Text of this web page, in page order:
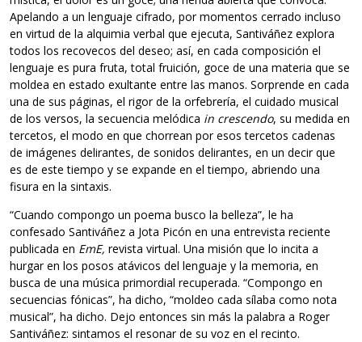
Apelando a un lenguaje cifrado, por momentos cerrado incluso
en virtud de la alquimia verbal que ejecuta, Santiváñez explora
todos los recovecos del deseo; así, en cada composición el
lenguaje es pura fruta, total fruición, goce de una materia que se
moldea en estado exultante entre las manos. Sorprende en cada
una de sus páginas, el rigor de la orfebrería, el cuidado musical
de los versos, la secuencia melódica in crescendo, su medida en
tercetos, el modo en que chorrean por esos tercetos cadenas
de imágenes delirantes, de sonidos delirantes, en un decir que
es de este tiempo y se expande en el tiempo, abriendo una
fisura en la sintaxis.
“Cuando compongo un poema busco la belleza”, le ha
confesado Santiváñez a Jota Picón en una entrevista reciente
publicada en EmE, revista virtual. Una misión que lo incita a
hurgar en los posos atávicos del lenguaje y la memoria, en
busca de una música primordial recuperada. “Compongo en
secuencias fónicas”, ha dicho, “moldeo cada sílaba como nota
musical”, ha dicho. Dejo entonces sin más la palabra a Roger
Santiváñez: sintamos el resonar de su voz en el recinto.